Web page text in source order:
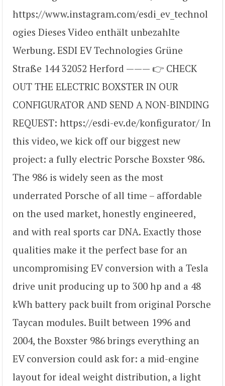
https://www.instagram.com/esdi_ev_technol
ogies Dieses Video enthält unbezahlte
Werbung. ESDI EV Technologies Grüne
Straße 144 32052 Herford ——— 👉 CHECK
OUT THE ELECTRIC BOXSTER IN OUR
CONFIGURATOR AND SEND A NON-BINDING
REQUEST: https://esdi-ev.de/konfigurator/ In
this video, we kick off our biggest new
project: a fully electric Porsche Boxster 986.
The 986 is widely seen as the most
underrated Porsche of all time – affordable
on the used market, honestly engineered,
and with real sports car DNA. Exactly those
qualities make it the perfect base for an
uncompromising EV conversion with a Tesla
drive unit producing up to 300 hp and a 48
kWh battery pack built from original Porsche
Taycan modules. Built between 1996 and
2004, the Boxster 986 brings everything an
EV conversion could ask for: a mid-engine
layout for ideal weight distribution, a light